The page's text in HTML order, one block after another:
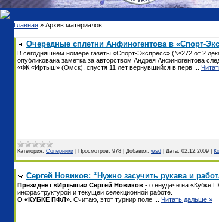
Главная » Архив материалов
Очередные сплетни Анфиногентова в «Спорт-
В сегодняшнем номере газеты «Спорт-Экспресс» (№272 от 2
опубликована заметка за авторством Андрея Анфиногентова
«ФК «Иртыш» (Омск), спустя 11 лет вернувшийся в перв
Категория: Соперники Просмотров: 978 Добавил: wsd Дата: 02.12.2009
Сергей Новиков: “Нужно засучить рукава и
Президент «Иртыша» Сергей Новиков - о неудаче на «Кубке
инфраструктурой и текущей селекционной работе.
О «КУБКЕ ПФЛ». Считаю, этот турнир поле Читать дальше »